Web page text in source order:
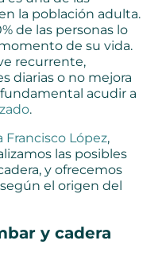
la población adulta.
de las personas lo
de su vida.
recurrente,
diarias o no mejora
acudir a
.
Francisco López,
las posibles
y ofrecemos
el origen del
y cadera